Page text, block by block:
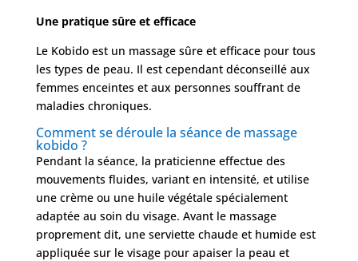
Une pratique sûre et efficace
Le Kobido est un massage sûre et efficace pour tous
les types de peau. Il est cependant déconseillé aux
femmes enceintes et aux personnes souffrant de
maladies chroniques.
Comment se déroule la séance de massage
kobido ?
Pendant la séance, la praticienne effectue des
mouvements fluides, variant en intensité, et utilise
une crème ou une huile végétale spécialement
adaptée au soin du visage. Avant le massage
proprement dit, une serviette chaude et humide est
appliquée sur le visage pour apaiser la peau et